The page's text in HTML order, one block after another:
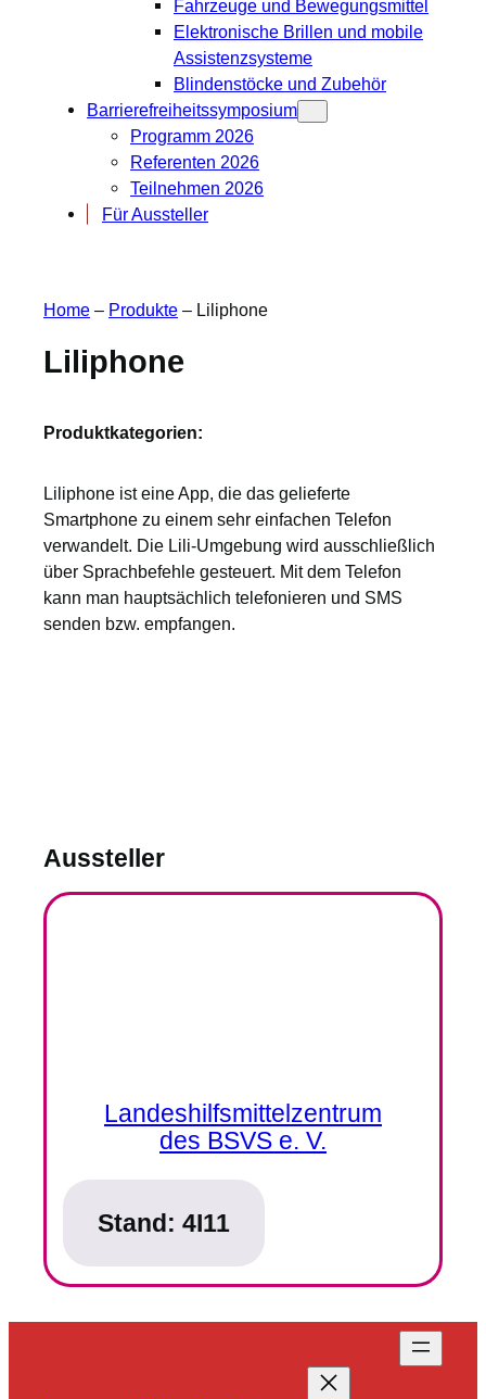
Fahrzeuge und Bewegungsmittel
Elektronische Brillen und mobile
Assistenzsysteme
Blindenstöcke und Zubehör
Barrierefreiheitssymposium
Programm 2026
Referenten 2026
Teilnehmen 2026
Für Aussteller
Home – Produkte – Liliphone
Liliphone
Produktkategorien:
Liliphone ist eine App, die das gelieferte
Smartphone zu einem sehr einfachen Telefon
verwandelt. Die Lili-Umgebung wird ausschließlich
über Sprachbefehle gesteuert. Mit dem Telefon
kann man hauptsächlich telefonieren und SMS
senden bzw. empfangen.
Aussteller
Landeshilfsmittelzentrum
des BSVS e. V.
Stand: 4I11